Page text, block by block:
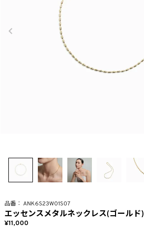
ANK6S23W01S07
エッセンスメタルネックレス(ゴールド)
11,000